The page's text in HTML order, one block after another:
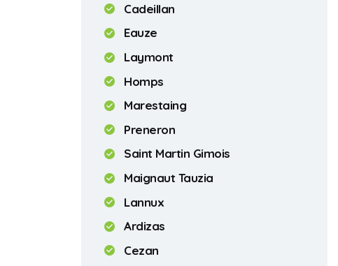
Cadeillan
Eauze
Laymont
Homps
Marestaing
Preneron
Saint Martin Gimois
Maignaut Tauzia
Lannux
Ardizas
Cezan